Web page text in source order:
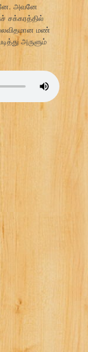
அவனே
சக்கரத்தில்
பலவிதமான மண்
அருளும்